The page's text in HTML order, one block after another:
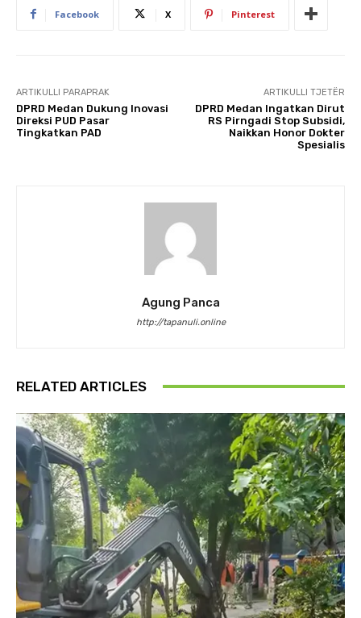
Facebook X Pinterest
ARTIKULLI PARAPRAK
DPRD Medan Dukung Inovasi
Direksi PUD Pasar
Tingkatkan PAD
ARTIKULLI TJETËR
DPRD Medan Ingatkan Dirut
RS Pirngadi Stop Subsidi,
Naikkan Honor Dokter
Spesialis
Agung Panca
http://tapanuli.online
RELATED ARTICLES